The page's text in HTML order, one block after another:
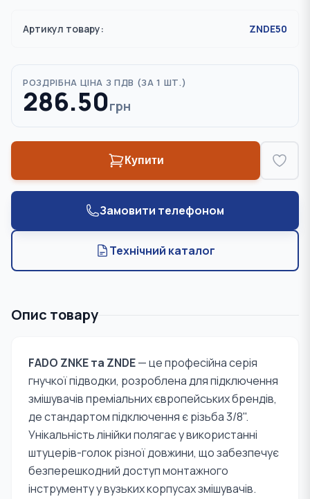
Артикул товару: ZNDE50
РОЗДРІБНА ЦІНА З ПДВ (ЗА 1 ШТ.)
286.50грн
Купити
Замовити телефоном
Технічний каталог
Опис товару
FADO ZNKE та ZNDE— це професійна серія
гнучкої підводки, розроблена для підключення
змішувачів преміальних європейських брендів,
де стандартом підключення є різьба 3/8".
Унікальність лінійки полягає у використанні
штуцерів-голок різної довжини, що забезпечує
безперешкодний доступ монтажного
інструменту у вузьких корпусах змішувачів.